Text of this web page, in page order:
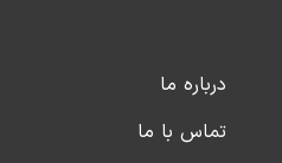
درباره ما
تماس با ما